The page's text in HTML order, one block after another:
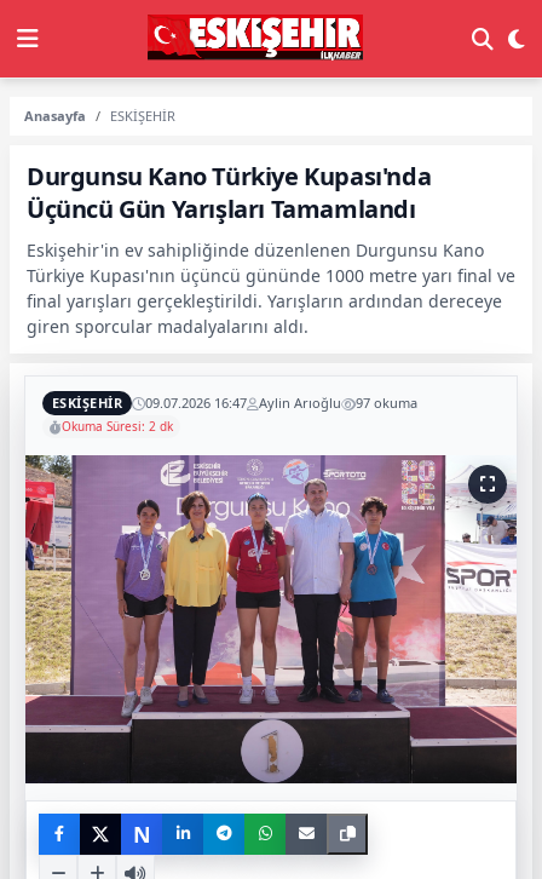
Anasayfa ESKİŞEHİR
Durgunsu Kano Türkiye Kupası'nda
Üçüncü Gün Yarışları Tamamlandı
Eskişehir'in ev sahipliğinde düzenlenen Durgunsu Kano
Türkiye Kupası'nın üçüncü gününde 1000 metre yarı final ve
final yarışları gerçekleştirildi. Yarışların ardından dereceye
giren sporcular madalyalarını aldı.
ESKİŞEHİR 09.07.2026 16:47 Aylin Arıoğlu 97 okuma
Okuma Süresi: 2 dk
N